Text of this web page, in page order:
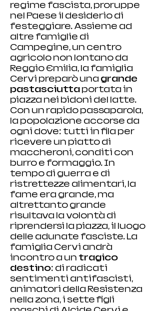
regime fascista, proruppe
nel Paese il desiderio di
festeggiare. Assieme ad
altre famiglie di
Campegine, un centro
agricolo non lontano da
Reggio Emilia, la famiglia
Cervi preparò una grande
pastasciutta portata in
piazza nei bidoni del latte.
Con un rapido passaparola,
la popolazione accorse da
ogni dove: tutti in fila per
ricevere un piatto di
maccheroni, conditi con
burro e formaggio. In
tempo di guerra e di
ristrettezze alimentari, la
fame era grande, ma
altrettanto grande
risultava la volontà di
riprendersi la piazza, il luogo
delle adunate fasciste. La
famiglia Cervi andrà
incontro a un tragico
destino: di radicati
sentimenti antifascisti,
animatori della Resistenza
nella zona, i sette figli